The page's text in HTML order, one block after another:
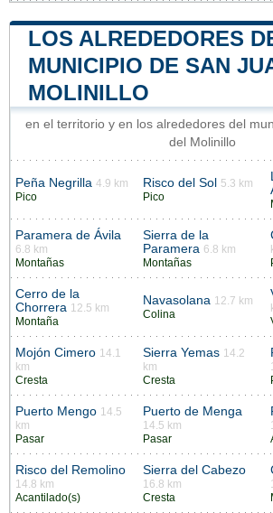
LOS ALREDEDORES
MUNICIPIO DE SAN
MOLINILLO
en el territorio y en los alrededores del
del Molinillo
Peña Negrilla 4.9 km
Pico
Risco del Sol 5.3 km
Pico
Paramera de Ávila
6.8 km
Montañas
Sierra de la
Paramera 6.8 km
Montañas
Cerro de la
Chorrera 12.5 km
Montaña
Navasolana 12.7 km
Colina
Mojón Cimero 14.1
km
Cresta
Sierra Yemas 14.2
km
Cresta
Puerto Mengo 14.5
km
Pasar
Puerto de Menga
14.5 km
Pasar
Risco del Remolino
14.8 km
Acantilado(s)
Sierra del Cabezo
16.8 km
Cresta